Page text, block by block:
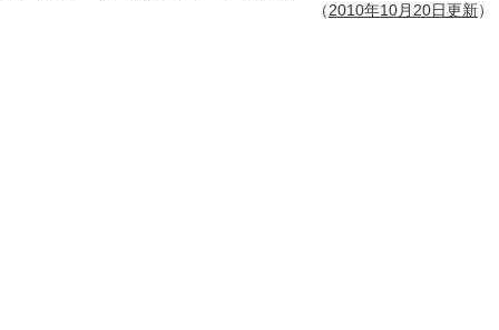
（2010年10月 20日更新）